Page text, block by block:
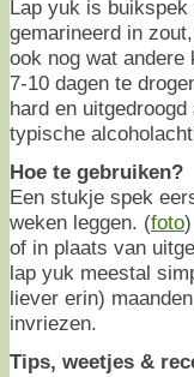
Lap yuk is
gemarineerd in
ook nog wat
7-10 dagen te
hard en
typische
Hoe te gebruiken?
Een stukje spek
weken leggen. (foto
of in plaats van
lap yuk meestal
liever erin)
invriezen.
Tips, weetjes &